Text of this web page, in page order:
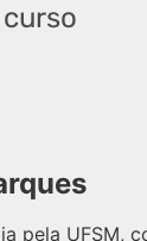
pela UFSM,